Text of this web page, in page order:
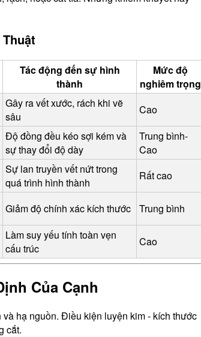
Tác động đến sự hình
thành
Mức độ
nghiêm trọng
Gây ra vết xước, rách khi vẽ
sâu
Cao
Độ đồng đều kéo sợi kém và
sự thay đổi độ dày
Trung bình-
Cao
Sự lan truyền vết nứt trong
quá trình hình thành
Rất cao
Giảm độ chính xác kích thước
Trung bình
Làm suy yếu tính toàn vẹn
cấu trúc
Cao
Của Cạnh
hạ nguồn. Điều kiện luyện kim - kích thước
cắt.